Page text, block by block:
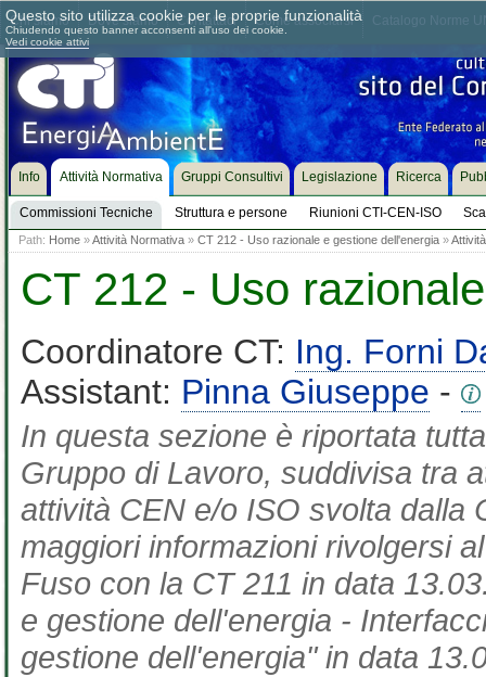
Chi siamo Dove siamo Contattaci Come associarsi
Info Attività Normativa
Commissioni Tecniche Struttura e persone Riunioni CTI-CEN-ISO
Gruppi Consultivi Legislazione Ricerca
Path: Home »Attività Normativa » CT 212 - Uso razionale e gestione dell'energia »
CT 212 - Uso
Coordinatore CT: Ing. Forni
Assistant: Pinna Giuseppe -
In questa sezione è riportata
Gruppo di Lavoro, suddivisa tra
attività CEN e/o ISO svolta dalla
maggiori informazioni rivolgersi
Fuso con la CT 211 in data
e gestione dell'energia -
gestione dell'energia" in data
Questo sito utilizza cookie per le proprie funzionalità
Chiudendo questo banner acconsenti all'uso dei cookie.
Vedi cookie attivi